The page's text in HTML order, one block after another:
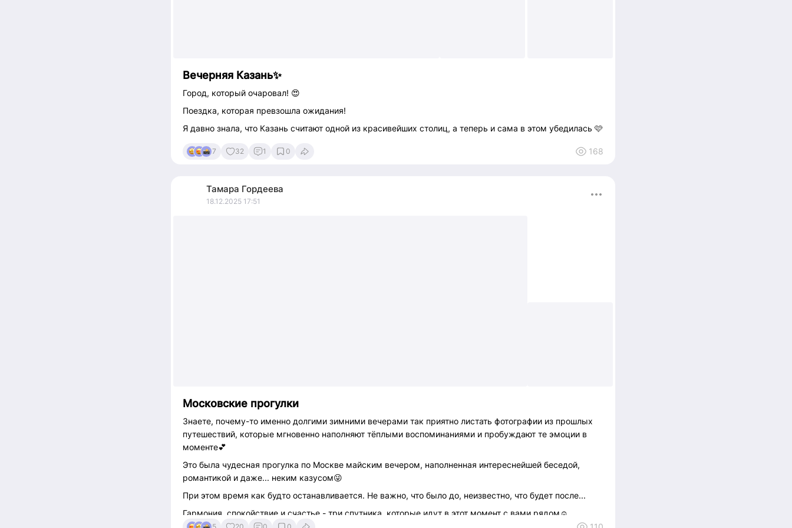
Вечерняя Казань✨
Город, который очаровал! 😍
Поездка, которая превзошла ожидания!
Я давно знала, что Казань считают одной из красивейших столиц, а теперь и сама в этом убедилась 🩷
7 32 1 0 168
Тамара Гордеева
18.12.2025 17:51
Московские прогулки
Знаете, почему-то именно долгими зимними вечерами так приятно листать фотографии из прошлых
путешествий, которые мгновенно наполняют тёплыми воспоминаниями и пробуждают те эмоции в
моменте💕
Это была чудесная прогулка по Москве майским вечером, наполненная интереснейшей беседой,
романтикой и даже... неким казусом😜
При этом время как будто останавливается. Не важно, что было до, неизвестно, что будет после...
Гармония, спокойствие и счастье - три спутника, которые идут в этот момент с вами рядом☺️